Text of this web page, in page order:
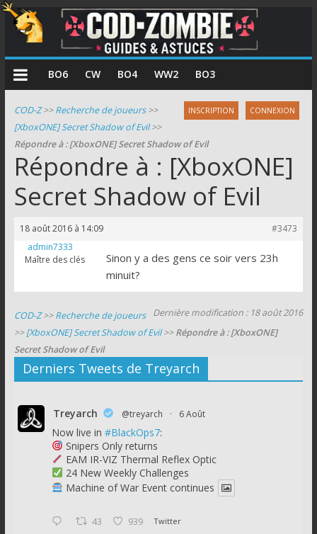
COD
Zombie
Guides
et
astuces
pour
le
zombie
de
of
BO6 CW BO4 WW2 BO3
INSCRIPTION CONNEXION
COD-Z>>Recherche de joueurs>>
[XboxONE] Secret Shadow of Evil>>
Répondre à : [XboxONE] Secret Shadow of Evil
Répondre à : [XboxONE]
Secret Shadow of Evil
18 août 2016 à 14:09
#3473
admin7333
Maître des clés
Sinon y a des gens ce soir vers 23h
minuit?
Dernière modification : 18 août 2016
COD-Z>>Recherche de joueurs
>>[XboxONE] Secret Shadow of Evil>>Répondre à : [XboxONE]
Secret Shadow of Evil
Derniers Tweets de Treyarch
Treyarch @treyarch · 6 Août
Now live in #BlackOps7:
Snipers Only returns
EAM IR-VIZ Thermal Reflex Optic
24 New Weekly Challenges
Machine of War Event continues
43 939 Twitter